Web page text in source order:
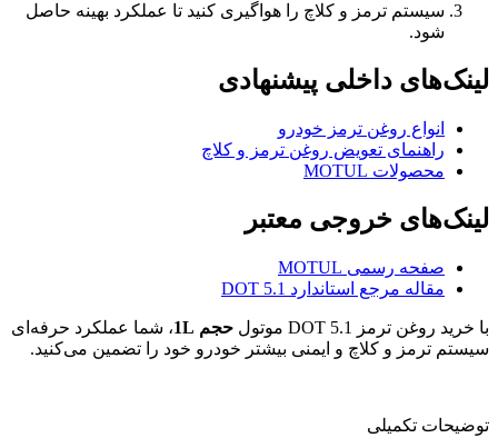
سیستم ترمز و کلاچ را هواگیری کنید تا عملکرد بهینه حاصل
شود.
لینک‌های داخلی پیشنهادی
انواع روغن ترمز خودرو
راهنمای تعویض روغن ترمز و کلاچ
محصولات MOTUL
لینک‌های خروجی معتبر
صفحه رسمی MOTUL
مقاله مرجع استاندارد DOT 5.1
با خرید روغن ترمز DOT 5.1 موتول حجم 1L
، شما عملکرد حرفه‌ای
سیستم ترمز و کلاچ و ایمنی بیشتر خودرو خود را تضمین می‌کنید.
توضیحات تکمیلی